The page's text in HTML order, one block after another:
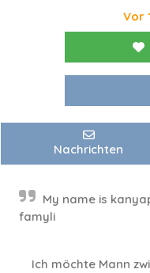
Vor
Nachrichten
My name is
famyli
Ich möchte Mann